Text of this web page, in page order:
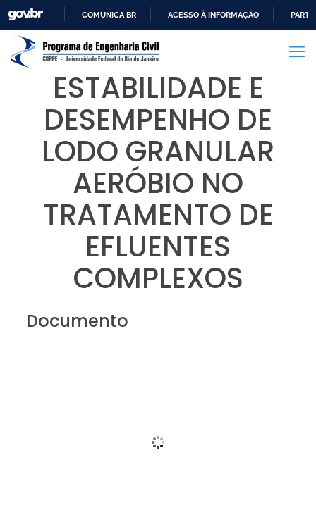
PARA
CONTEÚDO
COMUNICA BR ACESSO À INFORMAÇÃO
ESTABILIDADE E
DESEMPENHO DE
LODO GRANULAR
AERÓBIO NO
TRATAMENTO DE
EFLUENTES
COMPLEXOS
Documento